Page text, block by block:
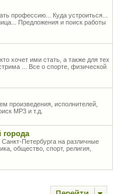
профессию... Куда устроиться...
Предложения и поиск работы
хочет ими стать, а также для тех
... Все о спорте, физической
произведения, исполнителей,
MP3 и т.д.
города
Петербурга на различные
общество, спорт, религия,